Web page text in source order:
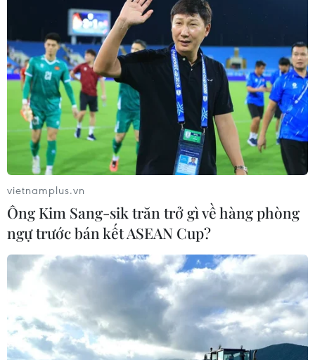
Đức có thể phong tỏa lâu hơn, Hungary
xem xét kéo dài học trực tuyến
07/01/2021 14:15
Đức cảnh báo có thể phải áp đặt một đợt phong tỏa dài
hơn nếu chính quyền các bang không thực hiện đồng
bộ các hạn chế, trong khi đó việc nối lại hình thức học
trực tiếp ở Hungary chưa thể thực hiện.
vietnamplus.vn
Ông Kim Sang-sik trăn trở gì về hàng phòng
ngự trước bán kết ASEAN Cup?